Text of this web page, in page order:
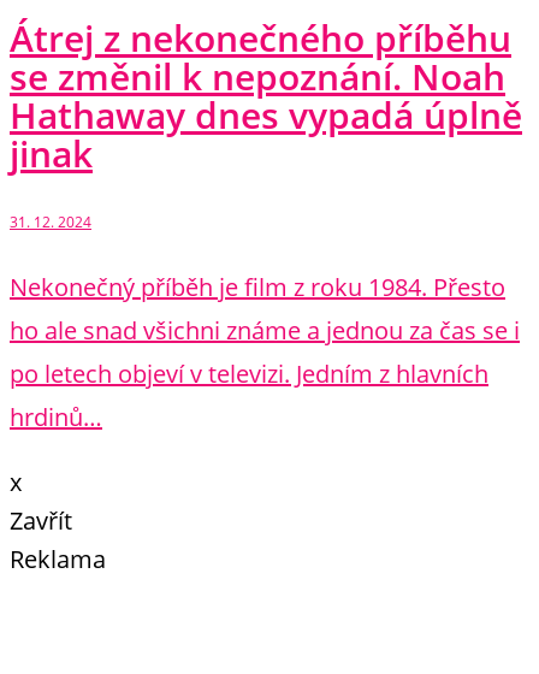
Átrej z nekonečného příběhu
se změnil k nepoznání. Noah
Hathaway dnes vypadá úplně
jinak
31. 12. 2024
Nekonečný příběh je film z roku 1984. Přesto
ho ale snad všichni známe a jednou za čas se i
po letech objeví v televizi. Jedním z hlavních
hrdinů…
x
Zavřít
Reklama